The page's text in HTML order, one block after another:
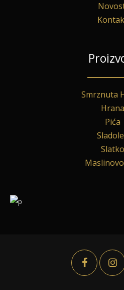
Smrznuta
Hrana
Pića
Slatko